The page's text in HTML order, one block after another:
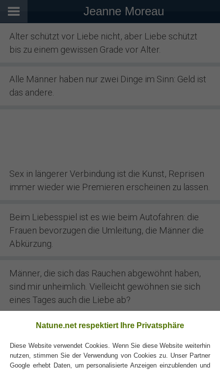
Jeanne Moreau
Alter schützt vor Liebe nicht, aber Liebe schützt
bis zu einem gewissen Grade vor Alter.
Alle Männer haben nur zwei Dinge im Sinn: Geld ist
das andere.
Sex in längerer Verbindung ist die Kunst, Reprisen
immer wieder wie Premieren erscheinen zu lassen.
Beim Liebesspiel ist es wie beim Autofahren: die
Frauen bevorzugen die Umleitung, die Männer die
Abkürzung.
Männer, die sich das Rauchen abgewöhnt haben,
sind mir unheimlich. Vielleicht gewöhnen sie sich
eines Tages auch die Liebe ab?
Die Männer sagen immer wieder dasselbe, aber
Gott sei dank immer wieder zu einer anderen Frau.
Natune.net respektiert Ihre Privatsphäre
Diese Website verwendet Cookies. Wenn Sie diese Website weiterhin
nutzen, stimmen Sie der Verwendung von Cookies zu. Unser Partner
Google erhebt Daten, um personalisierte Anzeigen einzublenden und